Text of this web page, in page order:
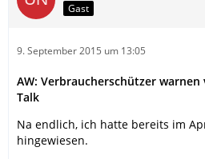
Gast
9. September 2015 um 13:05
AW: Verbraucherschützer
Talk
Na endlich, ich hatte bereits im
hingewiesen.